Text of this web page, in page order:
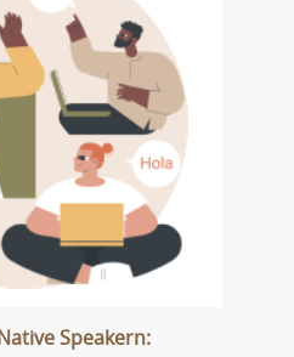
Speakern: